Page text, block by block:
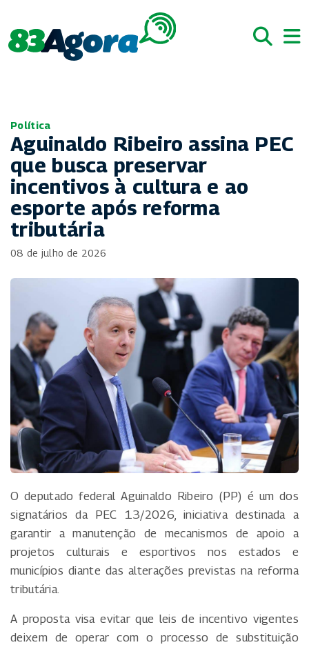
Política
Aguinaldo Ribeiro assina PEC
que busca preservar
incentivos à cultura e ao
esporte após reforma
tributária
08 de julho de 2026
O deputado federal Aguinaldo Ribeiro (PP) é um dos
signatários da PEC 13/2026, iniciativa destinada a
garantir a manutenção de mecanismos de apoio a
projetos culturais e esportivos nos estados e
municípios diante das alterações previstas na reforma
tributária.
A proposta visa evitar que leis de incentivo vigentes
deixem de operar com o processo de substituição